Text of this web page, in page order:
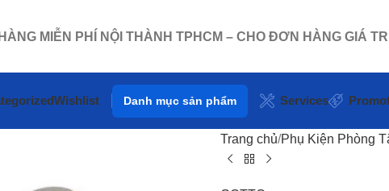
MIỄN PHÍ NỘI THÀNH TPHCM – CHO ĐƠN HÀNG GIÁ
Wishlist Danh mục sản phẩm Services
Trang chủ Phụ Kiện Phòng